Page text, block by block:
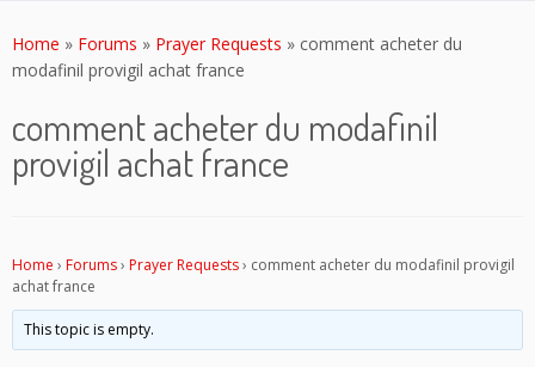
to
content
Home » Forums » Prayer Requests » comment acheter du
modafinil provigil achat france
comment acheter du modafinil
provigil achat france
Home › Forums› Prayer Requests› comment acheter du modafinil provigil
achat france
This topic is empty.